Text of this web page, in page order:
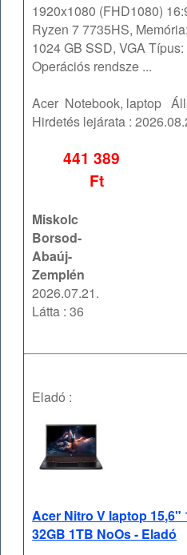
1920x1080 (FHD1080)
Ryzen 7 7735HS,
1024 GB SSD, VGA
Operációs rendsze ...
Acer Notebook, laptop
Hirdetés lejárata :
441 389
Ft
Miskolc
Borsod-
Abaúj-
Zemplén
2026.07.21.
Látta : 36
Eladó :
Acer Nitro V laptop 15,6"
32GB 1TB NoOs - Eladó